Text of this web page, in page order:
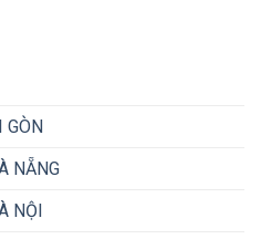
GÒN
NẴNG
NỘI